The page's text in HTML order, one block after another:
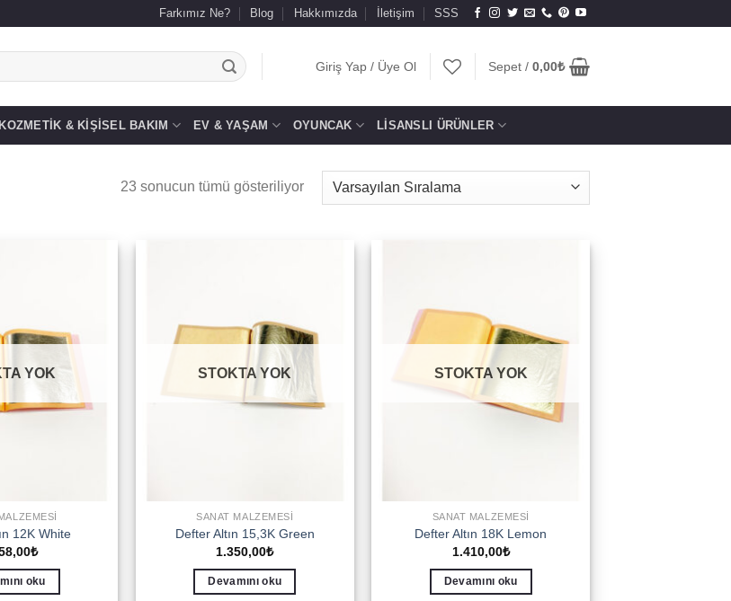
Farkımız Ne? Blog Hakkımızda İletişim SSS
Giriş Yap / Üye Ol Sepet / 0,00₺
KOZMETIK & KIŞISEL BAKIM EV & YAŞAM OYUNCAK LISANSLI ÜRÜNLER
23 sonucun tümü gösteriliyor
YOK
12K White
₺
oku
STOKTA YOK
SANAT MALZEMESI
Defter Altın 15,3K Green
1.350,00₺
Devamını oku
STOKTA YOK
SANAT MALZEMESI
Defter Altın 18K Lemon
1.410,00₺
Devamını oku